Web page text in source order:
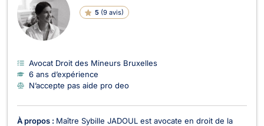
5 (9 avis)
Avocat Droit des Mineurs Bruxelles
6 ans d’expérience
N’accepte pas aide pro deo
À propos : Maître Sybille JADOUL est avocate en droit de la